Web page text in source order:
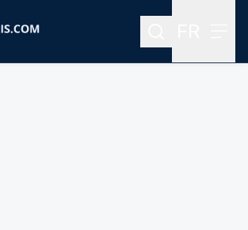
Rechercher